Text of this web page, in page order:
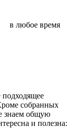
в любое время
подходящее
собранных
знаем общую
и полезна: